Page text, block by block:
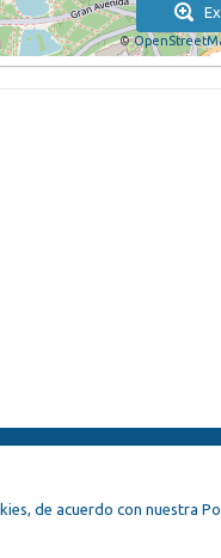
©
de acuerdo con nuestra